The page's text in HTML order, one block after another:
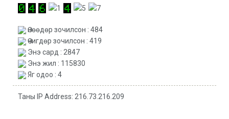
Өнөөдөр зочилсон : 484
Өчигдөр зочилсон : 419
Энэ сард : 2847
Энэ жил : 115830
Яг одоо : 4
Таны IP Address: 216.73.216.209